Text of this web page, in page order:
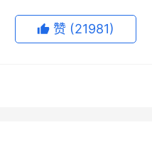
赞 (21981)